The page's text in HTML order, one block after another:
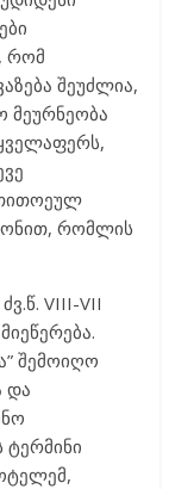
რომ
შეუძლია,
მეურნეობა
რომლის
VIII-VII
შემოიღო
და
ტერმინი